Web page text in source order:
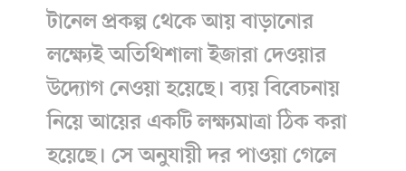
টানেল প্রকল্প থেকে আয় বাড়ানোর
লক্ষ্যেই অতিথিশালা ইজারা দেওয়ার
উদ্যোগ নেওয়া হয়েছে। ব্যয় বিবেচনায়
নিয়ে আয়ের একটি লক্ষ্যমাত্রা ঠিক করা
হয়েছে। সে অনুযায়ী দর পাওয়া গেলে